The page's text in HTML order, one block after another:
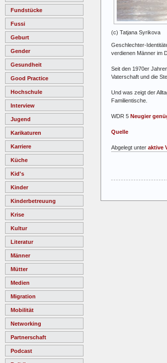
Fundstücke
Fussi
Geburt
Gender
Gesundheit
Good Practice
Hochschule
Interview
Jugend
Karikaturen
Karriere
Küche
Kid's
Kinder
Kinderbetreuung
Krise
Kultur
Literatur
Männer
Mütter
Medien
Migration
Mobilität
Networking
Partnerschaft
Podcast
(c) Tatjana Syrikova
Geschlechter-
verdienen Männer im
Seit den 1970er
Vaterschaft und die
Und was zeigt der
Familientische.
WDR 5 Neugier
Quelle
Abgelegt unter aktive